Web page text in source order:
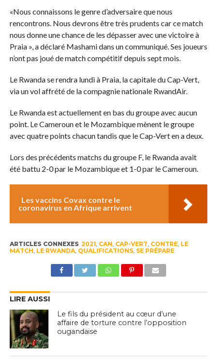
«Nous connaissons le genre d’adversaire que nous
rencontrons. Nous devrons être très prudents car ce match
nous donne une chance de les dépasser avec une victoire à
Praia », a déclaré Mashami dans un communiqué. Ses joueurs
n’ont pas joué de match compétitif depuis sept mois.
Le Rwanda se rendra lundi à Praia, la capitale du Cap-Vert,
via un vol affrété de la compagnie nationale RwandAir.
Le Rwanda est actuellement en bas du groupe avec aucun
point. Le Cameroun et le Mozambique mènent le groupe
avec quatre points chacun tandis que le Cap-Vert en a deux.
Lors des précédents matchs du groupe F, le Rwanda avait
été battu 2-0 par le Mozambique et 1-0 par le Cameroun.
Les vaccins Covax contre le
coronavirus en Afrique arrivent
ARTICLES CONNEXES 2021 CAN CAP-VERT CONTRE, LE
MATCH LE RWANDA, QUALIFICATIONS, SE PRÉPARE
LIRE AUSSI
Le fils du président au cœur d’une
affaire de torture contre l’opposition
ougandaise